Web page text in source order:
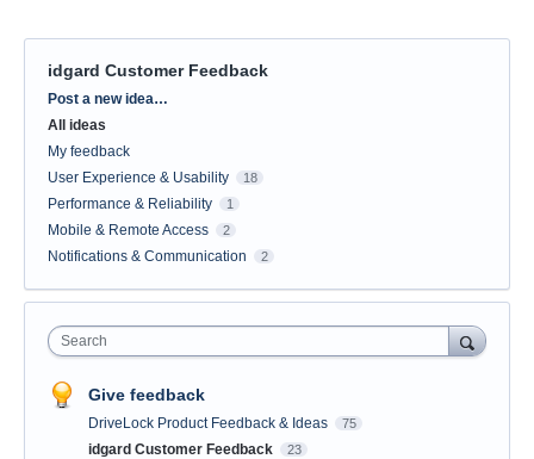
idgard Customer Feedback
Categories
Post a new idea…
All ideas
My feedback
User Experience & Usability
18
Performance & Reliability 1
Mobile & Remote Access 2
Notifications & Communication 2
Search
Give feedback
DriveLock Product Feedback & Ideas 75
idgard Customer Feedback 23